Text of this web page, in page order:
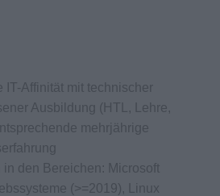
IT-Affinität mit technischer
Ausbildung (HTL, Lehre,
mehrjährige
in den Bereichen: Microsoft
(>=2019), Linux